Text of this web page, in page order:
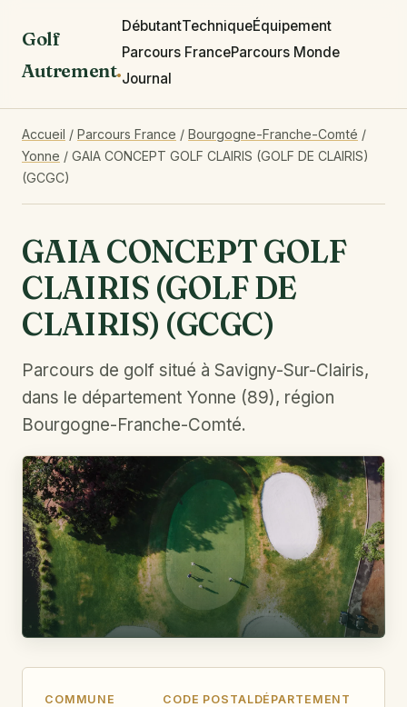
Golf
Autrement.
DébutantTechniqueÉquipement
Parcours FranceParcours Monde
Journal
Accueil / Parcours France / Bourgogne-Franche-Comté /
Yonne / GAIA CONCEPT GOLF CLAIRIS (GOLF DE CLAIRIS)
(GCGC)
GAIA CONCEPT GOLF
CLAIRIS (GOLF DE
CLAIRIS) (GCGC)
Parcours de golf situé à Savigny-Sur-Clairis,
dans le département Yonne (89), région
Bourgogne-Franche-Comté.
COMMUNE CODE POSTALDÉPARTEMENT